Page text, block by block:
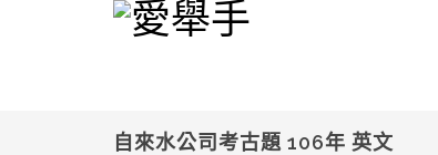
自來水公司考古題 106年 英文